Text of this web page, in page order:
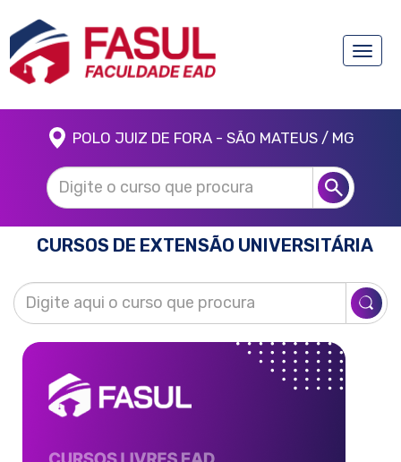
Toggle
POLO JUIZ DE FORA - SÃO MATEUS / MG
CURSOS DE EXTENSÃO UNIVERSITÁRIA